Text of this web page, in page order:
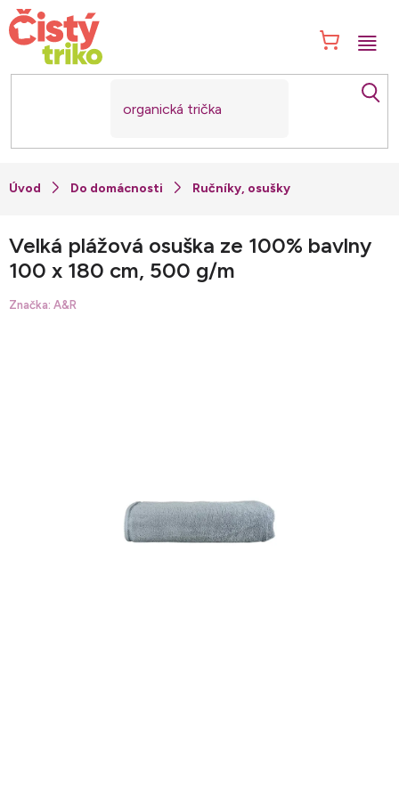
Přejít
na
obsah
Do domácnosti Ručníky, osušky
Velká plážová osuška ze 100% bavlny
100 x 180 cm, 500 g/m
Značka: A&R